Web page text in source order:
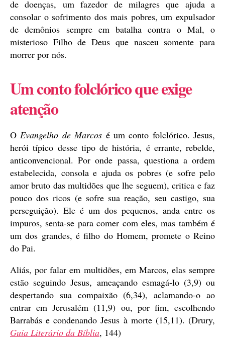
de doenças, um fazedor de milagres que ajuda a
consolar o sofrimento dos mais pobres, um expulsador
de demônios sempre em batalha contra o Mal, o
misterioso Filho de Deus que nasceu somente para
morrer por nós.
Um conto folclórico que exige
atenção
OEvangelho de Marcos é um conto folclórico. Jesus,
herói típico desse tipo de história, é errante, rebelde,
anticonvencional. Por onde passa, questiona a ordem
estabelecida, consola e ajuda os pobres (e sofre pelo
amor bruto das multidões que lhe seguem), critica e faz
pouco dos ricos (e sofre sua reação, seu castigo, sua
perseguição). Ele é um dos pequenos, anda entre os
impuros, senta-se para comer com eles, mas também é
um dos grandes, é filho do Homem, promete o Reino
do Pai.
Aliás, por falar em multidões, em Marcos, elas sempre
estão seguindo Jesus, ameaçando esmagá-lo (3,9) ou
despertando sua compaixão (6,34), aclamando-o ao
entrar em Jerusalém (11,9) ou, por fim, escolhendo
Barrabás e condenando Jesus à morte (15,11). (Drury,
Guia Literário da Bíblia, 144)